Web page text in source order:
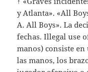
y Atlanta». «All
A. All Boys». La
fechas. Illegal use
manos) consiste
las manos, los